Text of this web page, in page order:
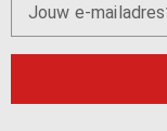
Jouw e-mailadres